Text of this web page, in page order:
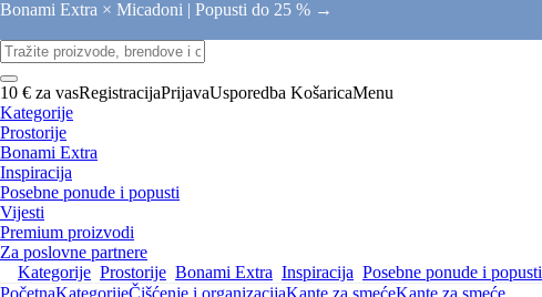
Bonami Extra × Micadoni | Popusti do 25 % →
10 € za vasRegistracijaPrijavaUsporedba KošaricaMenu
Kategorije
Prostorije
Bonami Extra
Inspiracija
Posebne ponude i popusti
Vijesti
Premium proizvodi
Za poslovne partnere
Kategorije Prostorije Bonami Extra Inspiracija Posebne ponude i popusti
PočetnaKategorijeČišćenje i organizacijaKante za smećeKante za smeće